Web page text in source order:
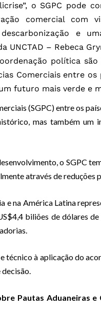
o SGPC pode
comercial com
e
UNCTAD – Rebeca
política
Comerciais entre
futuro mais verde e
(SGPC) entre os
mas também um
o SGPC
através de reduções
e na América Latina
biliões de dólares
à aplicação do
Pautas Aduaneiras